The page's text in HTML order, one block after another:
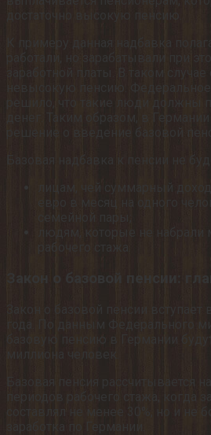
достаточно высокую пенсию.
К примеру данная надбавка
работали, но зарабатывали при
заработной платы. В таком случае
невысокую пенсию. Федеральное
решило, что такие люди должны
денег. Таким образом, в Германии
решение о введение базовой
Базовая надбавка к пенсии не
евро в месяц на одного
семейной пары;
людям, которые не набрали
рабочего стажа.
Закон о базовой пенсии:
Закон о базовой пенсии вступает
года. По данным Федерального
базовую пенсию в Германии будут
Базовая пенсия рассчитывается
периодов рабочего стажа, когда
составлял не менее 30%, но и не
заработка по Германии.